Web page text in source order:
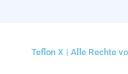
Teflon X | Alle Rechte